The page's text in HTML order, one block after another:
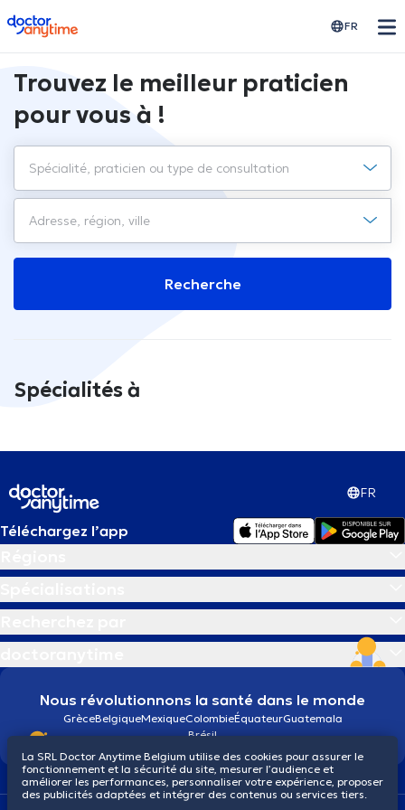
doctoranytime FR
Trouvez le meilleur praticien
pour vous à !
Recherche
Spécialités à
FR
Téléchargez l’app
Nous révolutionnons la santé dans le monde
GrèceBelgiqueMexiqueColombieÉquateurGuatemala
Brésil
La SRL Doctor Anytime Belgium utilise des cookies pour assurer le
fonctionnement et la sécurité du site, mesurer l’audience et
améliorer les performances, personnaliser votre expérience, proposer
des publicités adaptées et intégrer des contenus ou services tiers.